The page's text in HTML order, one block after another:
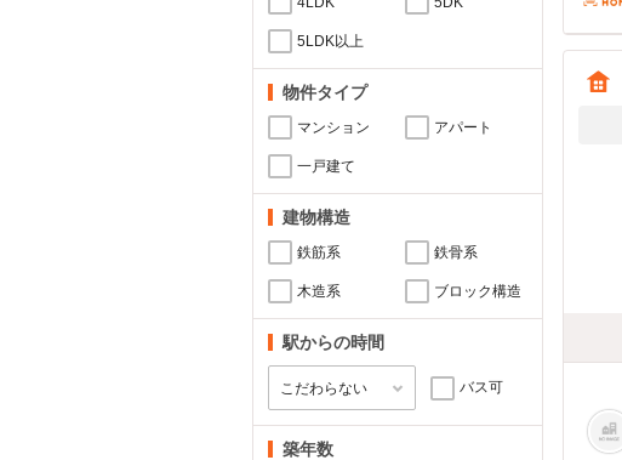
5LDK以上
物件タイプ
マンション アパート
一戸建て
建物構造
鉄筋系 鉄骨系
木造系 ブロック構造
駅からの時間
バス可
築年数